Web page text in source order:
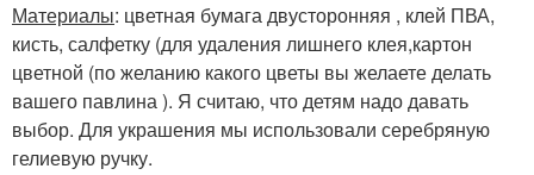
Материалы: цветная бумага двусторонняя , клей ПВА,
кисть, салфетку (для удаления лишнего клея,картон
цветной (по желанию какого цветы вы желаете делать
вашего павлина ). Я считаю, что детям надо давать
выбор. Для украшения мы использовали серебряную
гелиевую ручку.